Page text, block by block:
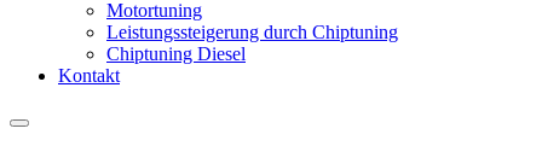
Motortuning
Leistungssteigerung durch Chiptuning
Chiptuning Diesel
Kontakt